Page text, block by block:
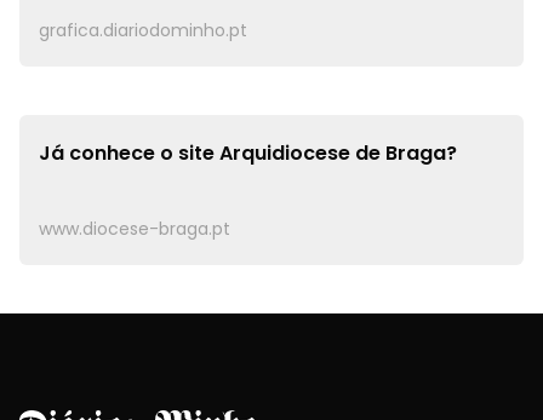
grafica.diariodominho.pt
Já conhece o siteArquidiocese de Braga?
www.diocese-braga.pt